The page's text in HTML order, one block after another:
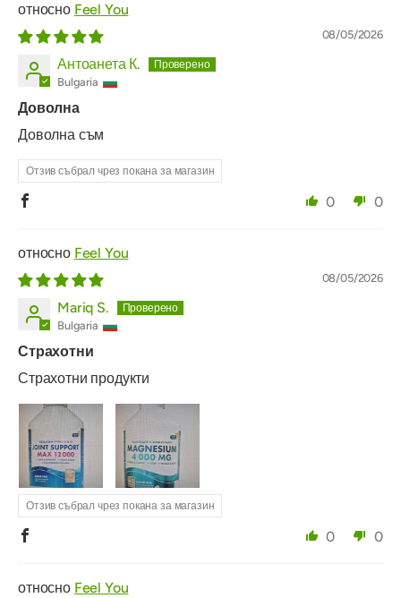
Feel You
08/05/2026
Антоанета К.
Bulgaria
Доволна
Доволна съм
Отзив събрал чрез покана за магазин
0 0
Feel You
08/05/2026
Mariq S.
Bulgaria
Страхотни
Страхотни продукти
Отзив събрал чрез покана за магазин
0 0
Feel You